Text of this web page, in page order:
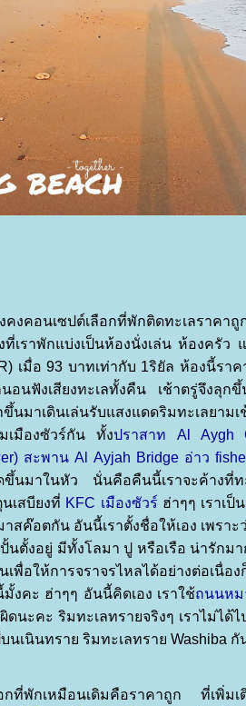
คงคอนเซปต์เลือกที่พักติดทะเลราค
เราพักแบ่งเป็นห้องนั่งเล่น ห้องครัว
เมื่อ 93 บาทเท่ากับ 1ริยัล ห้องนี้ร
นฟังเสียงทะเลทั้งคืน เช้าตรู่จึงลุกขึ้
กขึ้นมาเดินเล่นรับแสงแดดริมทะเลย
เมืองซัวร์กัน ทั้งปราสาท Al Aygh
สะพาน Al Ayjah Bridge อ่าว
ดขึ้นมาในหัว นั่นคือคืนนี้เราจะค้างที่
เสบียงที่ KFC เมืองซัวร์ ฮ่าๆๆ เราเ
าสค๊อตกัน อันนี้เราตั้งชื่อให้เอง เพรา
นตั้งอยู่ มีทั้งโลมา ปู หรือเรือ น่ารักม
เพื่อให้การจราจรไหลได้อย่างต่อเนื่
งคะ ฮ่าๆๆ อันนี้คิดเอง เราใช้ถนนหม
ดนะคะ ริมทะเลทรายจริงๆ เราไม่ได้
นเนินทราย ริมทะเลทราย Washiba กั
อกที่พักเหมือนเดิมคือราคาถูก ที่เพิ่ม